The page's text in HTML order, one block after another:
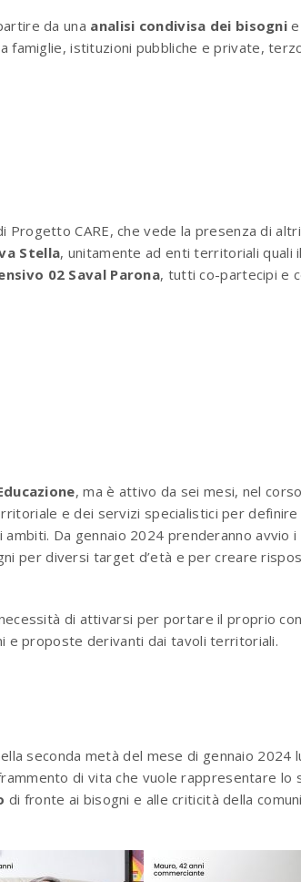
da una analisi condivisa dei bisogni
famiglie, istituzioni pubbliche e private,
CARE, che vede la presenza di altri
Stella, unitamente ad enti territoriali quali il
02 Saval Parona, tutti co-partecipi e
, maè attivo da sei mesi, nel
e dei servizi specialistici per
Da gennaio 2024 prenderanno avvio i
per diversi target d’età e per creare
di attivarsi per portare il proprio
e proposte derivanti dai tavoli territoriali.
seconda metà del mese di gennaio 2024
di vita che vuole rappresentare lo
di fronte ai bisogni e alle criticità della